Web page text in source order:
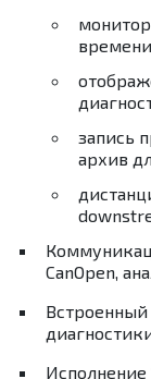
запись
архив
CanOpen ,
Исполнение